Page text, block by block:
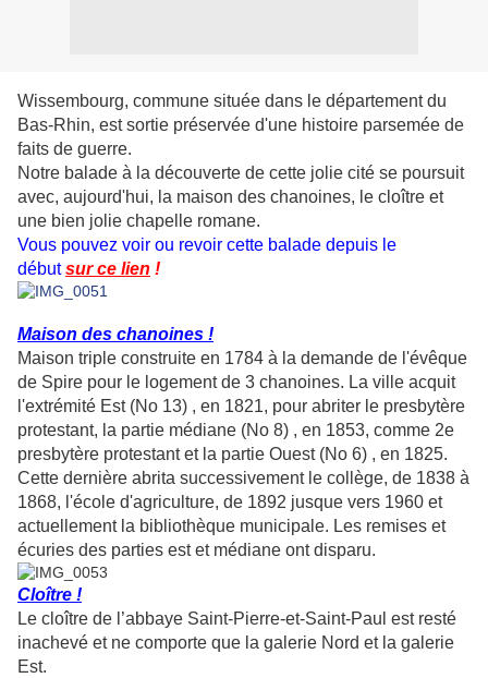
Wissembourg, commune située dans le département du
Bas-Rhin, est sortie préservée d'une histoire parsemée de
faits de guerre.
Notre balade à la découverte de cette jolie cité se poursuit
avec, aujourd'hui, la maison des chanoines, le cloître et
une bien jolie chapelle romane.
Vous pouvez voir ou revoir cette balade depuis le
débutsur ce lien !
Maison des chanoines !
Maison triple construite en 1784 à la demande de l'évêque
de Spire pour le logement de 3 chanoines. La ville acquit
l'extrémité Est (No 13) , en 1821, pour abriter le presbytère
protestant, la partie médiane (No 8) , en 1853, comme 2e
presbytère protestant et la partie Ouest (No 6) , en 1825.
Cette dernière abrita successivement le collège, de 1838 à
1868, l'école d'agriculture, de 1892 jusque vers 1960 et
actuellement la bibliothèque municipale. Les remises et
écuries des parties est et médiane ont disparu.
Cloître !
Le cloître de l’abbaye Saint-Pierre-et-Saint-Paul est resté
inachevé et ne comporte que la galerie Nord et la galerie
Est.